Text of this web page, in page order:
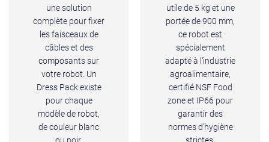
une solution
complète pour fixer
les faisceaux de
câbles et des
composants sur
votre robot. Un
Dress Pack existe
pour chaque
modèle de robot,
de couleur blanc
utile de 5 kg et une
portée de 900 mm,
ce robot est
spécialement
adapté à l'industrie
agroalimentaire,
certifié NSF Food
zone et IP66 pour
garantir des
normes d'hygiène